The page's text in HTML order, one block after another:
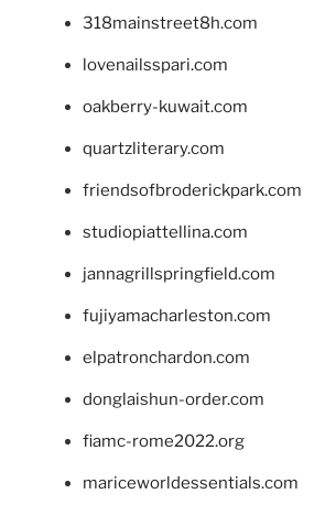
318mainstreet8h.com
lovenailsspari.com
oakberry-kuwait.com
quartzliterary.com
friendsofbroderickpark.com
studiopiattellina.com
jannagrillspringfield.com
fujiyamacharleston.com
elpatronchardon.com
donglaishun-order.com
fiamc-rome2022.org
mariceworldessentials.com